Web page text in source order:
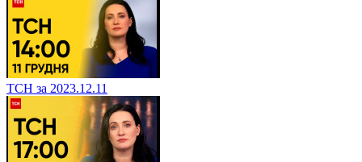
ТСН за 2023.12.11